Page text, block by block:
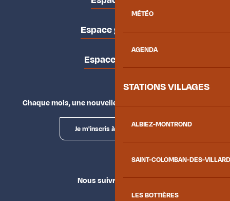
MÉTÉO
AGENDA
STATIONS VILLAGES
ALBIEZ-MONTROND
SAINT-COLOMBAN-DES-
LES BOTTIÈRES
Espace groupes
Espace presse
Chaque mois, une nouvelle façon d'explorer la vallée.
Je m'inscris à la newsletter
Nous suivre